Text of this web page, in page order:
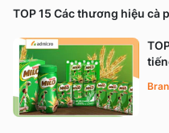
TOP 15 Các thương hiệu cà